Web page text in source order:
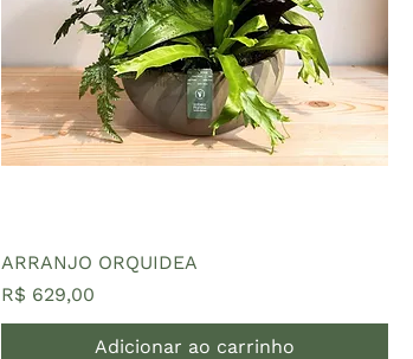
ARRANJO ORQUIDEA
Preço
R$ 629,00
Adicionar ao carrinho